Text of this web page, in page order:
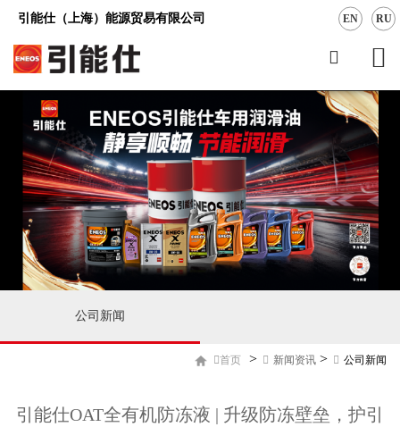
引能仕（上海）能源贸易有限公司 EN RU
公司新闻
首页 > 新闻资讯 > 公司新闻
引能仕OAT全有机防冻液 | 升级防冻壁垒，护引